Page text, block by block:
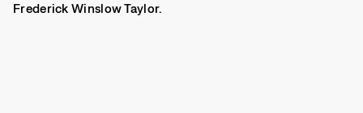
Frederick Winslow Taylor.